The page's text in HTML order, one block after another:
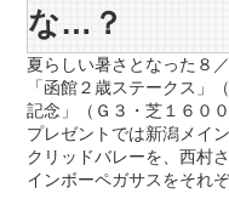
な…？
夏らしい暑さとなった８
「函館２歳ステークス」
記念」（Ｇ３・芝１６０
プレゼントでは新潟メイ
クリッドバレーを、西村
インボーペガサスをそれ